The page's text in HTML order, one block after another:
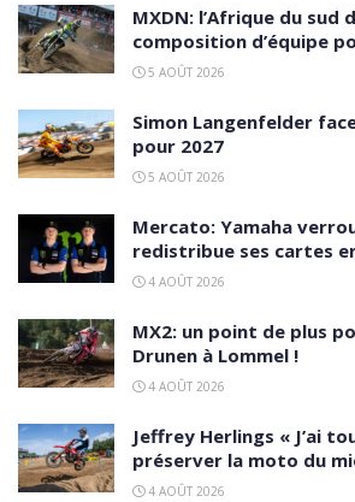
MXDN: l’Afrique du sud
composition d’équipe
5 AOÛT 2026
Simon Langenfelder
pour 2027
5 AOÛT 2026
Mercato: Yamaha
redistribue ses cartes
4 AOÛT 2026
MX2: un point de plus
Drunen à Lommel !
4 AOÛT 2026
Jeffrey Herlings « J’ai
préserver la moto du
4 AOÛT 2026